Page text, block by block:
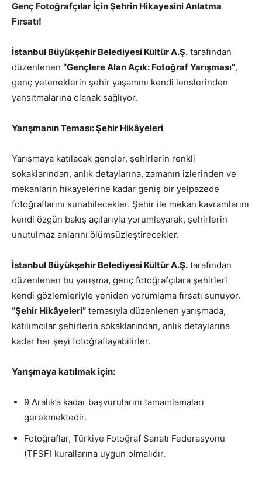
Genç Fotoğrafçılar İçin Şehrin Hikayesini Anlatma
Fırsatı!
İstanbul Büyükşehir Belediyesi Kültür A.Ş. tarafından
düzenlenen “Gençlere Alan Açık: Fotoğraf Yarışması”,
genç yeteneklerin şehir yaşamını kendi lenslerinden
yansıtmalarına olanak sağlıyor.
Yarışmanın Teması: Şehir Hikâyeleri
Yarışmaya katılacak gençler, şehirlerin renkli
sokaklarından, anlık detaylarına, zamanın izlerinden ve
mekanların hikayelerine kadar geniş bir yelpazede
fotoğraflarını sunabilecekler. Şehir ile mekan kavramlarını
kendi özgün bakış açılarıyla yorumlayarak, şehirlerin
unutulmaz anlarını ölümsüzleştirecekler.
İstanbul Büyükşehir Belediyesi Kültür A.Ş. tarafından
düzenlenen bu yarışma, genç fotoğrafçılara şehirleri
kendi gözlemleriyle yeniden yorumlama fırsatı sunuyor.
“Şehir Hikâyeleri” temasıyla düzenlenen yarışmada,
katılımcılar şehirlerin sokaklarından, anlık detaylarına
kadar her şeyi fotoğraflayabilirler.
Yarışmaya katılmak için:
9 Aralık’a kadar başvurularını tamamlamaları
gerekmektedir.
Fotoğraflar, Türkiye Fotoğraf Sanatı Federasyonu
(TFSF) kurallarına uygun olmalıdır.